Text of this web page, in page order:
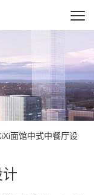
面馆中式中餐厅设